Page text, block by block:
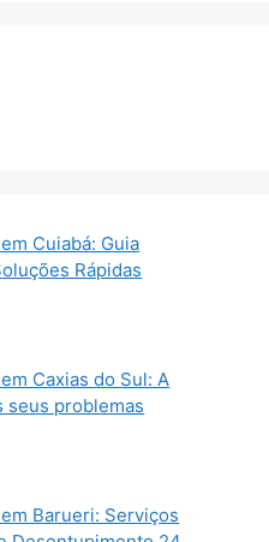
Cuiabá: Guia
Rápidas
Caxias do Sul: A
seus problemas
Barueri: Serviços